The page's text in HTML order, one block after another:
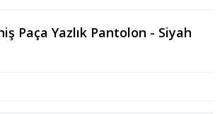
Paça Yazlık Pantolon - Siyah